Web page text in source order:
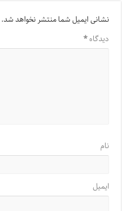
نشانی ایمیل شما منتشر نخواهد شد.
دیدگاه*
نام
ایمیل